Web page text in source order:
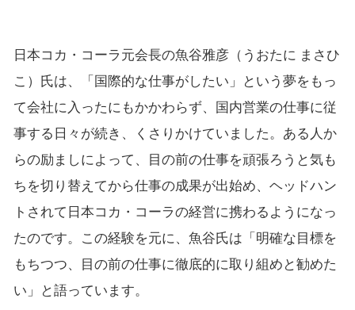
日本コカ・コーラ元会長の魚谷雅彦（うおたに まさひ
こ）氏は、「国際的な仕事がしたい」という夢をもっ
て会社に入ったにもかかわらず、国内営業の仕事に従
事する日々が続き、くさりかけていました。ある人か
らの励ましによって、目の前の仕事を頑張ろうと気も
ちを切り替えてから仕事の成果が出始め、ヘッドハン
トされて日本コカ・コーラの経営に携わるようになっ
たのです。この経験を元に、魚谷氏は「明確な目標を
もちつつ、目の前の仕事に徹底的に取り組めと勧めた
い」と語っています。